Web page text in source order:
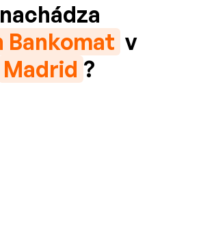
Bankomat v
Madrid ?